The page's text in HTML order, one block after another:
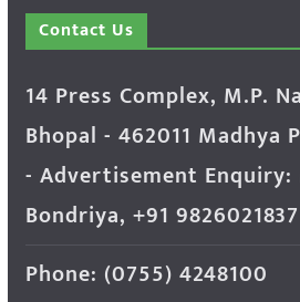
Contact Us
14 Press Complex, M.P.
Bhopal - 462011 Madhya
- Advertisement Enquiry:
Bondriya, +91 9826021837
Phone: (0755) 4248100